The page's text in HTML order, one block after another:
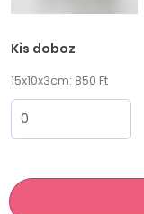
Kis doboz
15x10x3cm: 850 Ft